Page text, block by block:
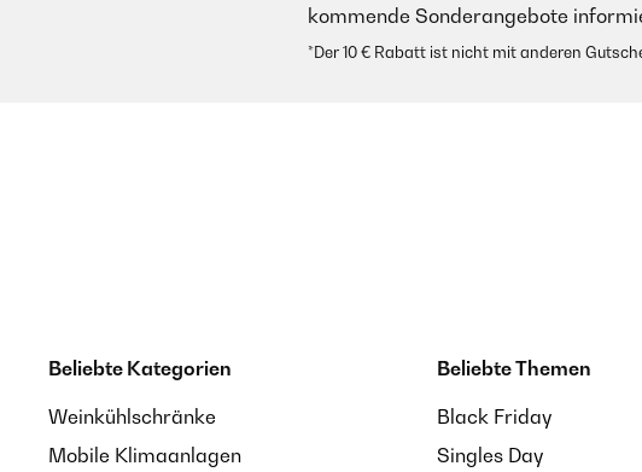
kommende Sonderangebote
*Der 10 € Rabatt ist nicht mit anderen
Beliebte Kategorien
Weinkühlschränke
Mobile Klimaanlagen
Beliebte Themen
Black Friday
Singles Day